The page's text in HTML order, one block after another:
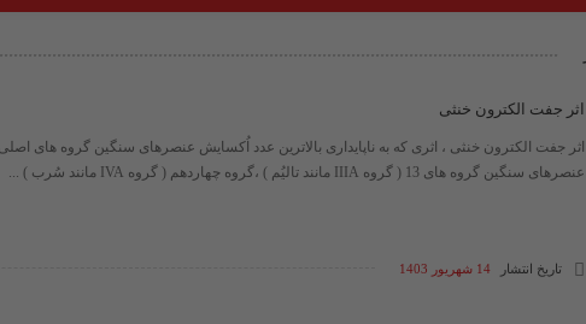
اثر جفت الکترون خنثی
اثر جفت الکترون خنثی ، اثری که به ناپایداری بالاترین عدد اُکسایش عنصرهای سنگین گروه های
عنصرهای سنگین گروه های 13 ( گروه IIIA مانند تالیُم ) ،گروه چهاردهم ( گروه IVA مانند سُرب ) ...
تاریخ انتشار 14 شهریور 1403